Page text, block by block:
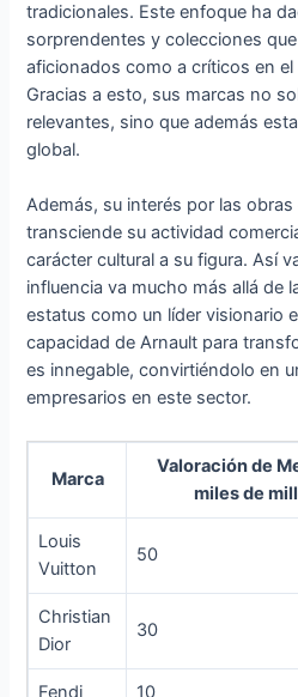
tradicionales. Este enfoque ha
sorprendentes y colecciones
aficionados como a críticos en
Gracias a esto, sus marcas no
relevantes, sino que además
global.
Además, su interés por las
transciende su actividad
carácter cultural a su figura. Así
influencia va mucho más allá de
estatus como un líder visionario
capacidad de Arnault para
es innegable, convirtiéndolo en
empresarios en este sector.
Marca
Valoración de
miles de
Louis
Vuitton
50
Christian
Dior
30
Fendi 10